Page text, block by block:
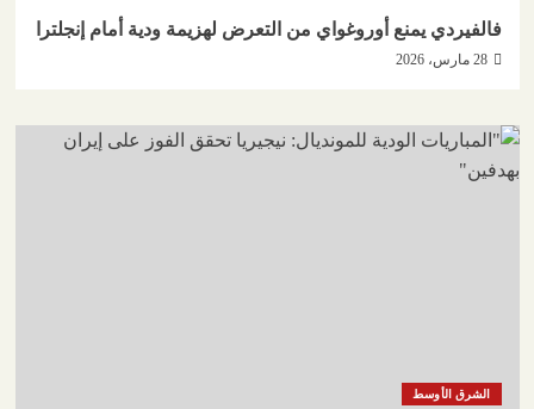
فالفيردي يمنع أوروغواي من التعرض لهزيمة ودية أمام إنجلترا
28 مارس، 2026
الشرق الأوسط